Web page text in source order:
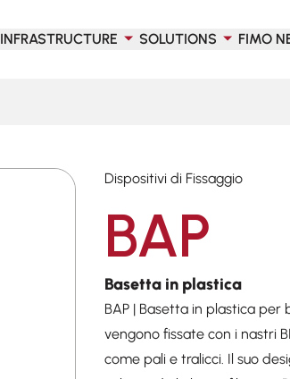
INFRASTRUCTURE SOLUTIONS FIMO
Dispositivi di Fissaggio
BAP
Basetta in plastica
BAP | Basetta in plastica per
vengono fissate con i nastri
come pali e tralicci. Il suo